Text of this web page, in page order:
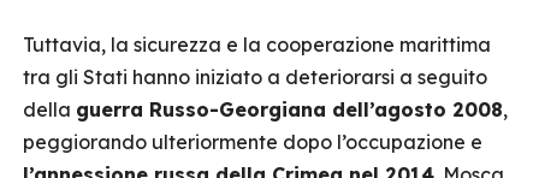
Tuttavia, la sicurezza e la cooperazione marittima
tra gli Stati hanno iniziato a deteriorarsi a seguito
della guerra Russo-Georgiana dell’agosto 2008,
peggiorando ulteriormente dopo l’occupazione e